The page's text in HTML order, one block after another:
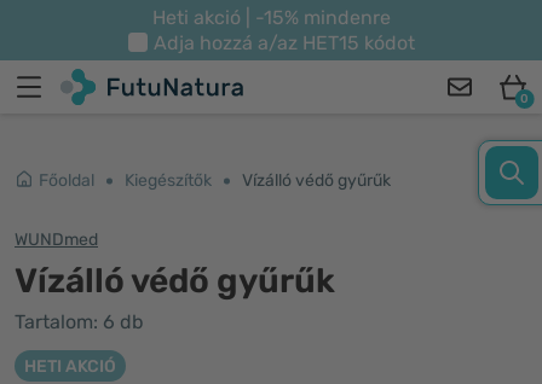
Heti akció | -15% mindenre
Adja hozzá a/az HET15 kódot
0
Főoldal Kiegészítők Vízálló védő gyűrűk
WUNDmed
Vízálló védő gyűrűk
Tartalom: 6 db
HETI AKCIÓ